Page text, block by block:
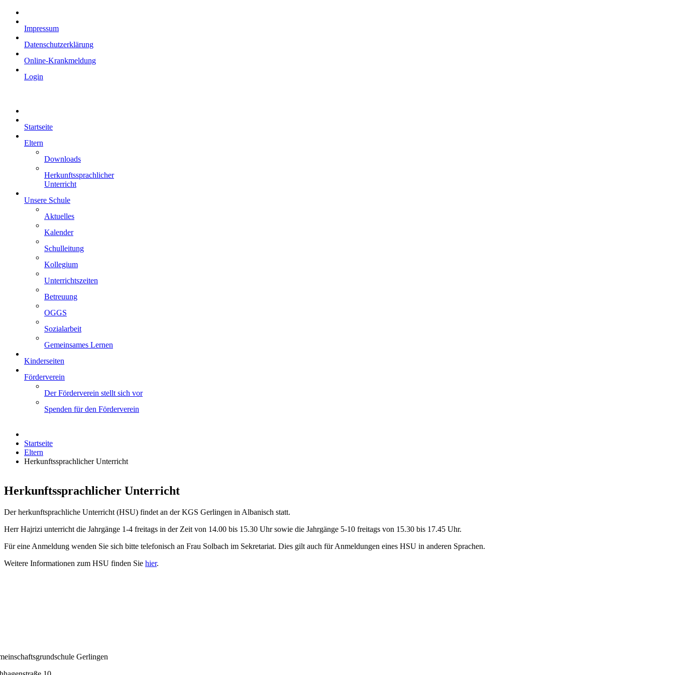
Impressum
Datenschutzerklärung
Online-Krankmeldung
Login
Startseite
Eltern
Downloads
Herkunftssprachlicher
Unterricht
Unsere Schule
Aktuelles
Kalender
Schulleitung
Kollegium
Unterrichtszeiten
Betreuung
OGGS
Sozialarbeit
Gemeinsames Lernen
Kinderseiten
Förderverein
Der Förderverein stellt sich vor
Spenden für den Förderverein
Startseite
Eltern
Herkunftssprachlicher Unterricht
Herkunftssprachlicher Unterricht
Der herkunftsprachliche Unterricht (HSU) findet an der KGS Gerlingen in Albanisch statt.
Herr Hajrizi unterricht die Jahrgänge 1-4 freitags in der Zeit von 14.00 bis 15.30 Uhr sowie die Jahrgänge 5-10 freitags von 15.30 bis 17.45 Uhr.
Für eine Anmeldung wenden Sie sich bitte telefonisch an Frau Solbach im Sekretariat. Dies gilt auch für Anmeldungen eines HSU in anderen Sprachen.
Weitere Informationen zum HSU finden Sie hier.
Gerlingen